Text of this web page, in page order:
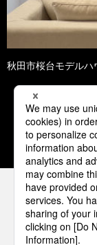
秋田市桜台モデルハ
1
パナソ